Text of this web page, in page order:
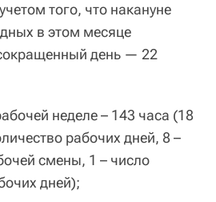
того, что накануне
в этом месяце
день — 22
неделе – 143 часа (18
рабочих дней, 8 –
смены, 1 – число
дней);